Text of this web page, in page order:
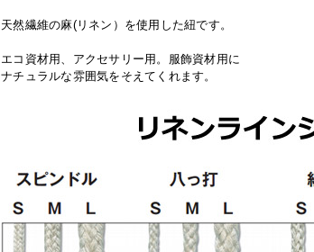
天然繊維の麻(リネン）を使用した紐です。
エコ資材用、アクセサリー用。服飾資材用に
ナチュラルな雰囲気をそえてくれます。